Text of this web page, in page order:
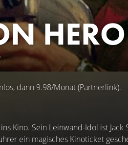
HERO
dann 9.98/Monat (Partnerlink).
Kino. Sein Leinwand-Idol ist
ein magisches Kinoticket